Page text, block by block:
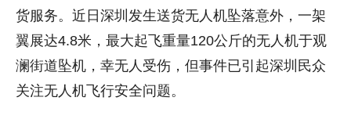
货服务。近日深圳发生送货无人机坠落意外，一架
翼展达4.8米，最大起飞重量120公斤的无人机于观
澜街道坠机，幸无人受伤，但事件已引起深圳民众
关注无人机飞行安全问题。